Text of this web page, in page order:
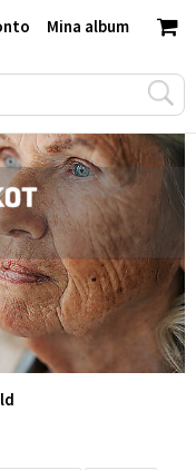
Mina album